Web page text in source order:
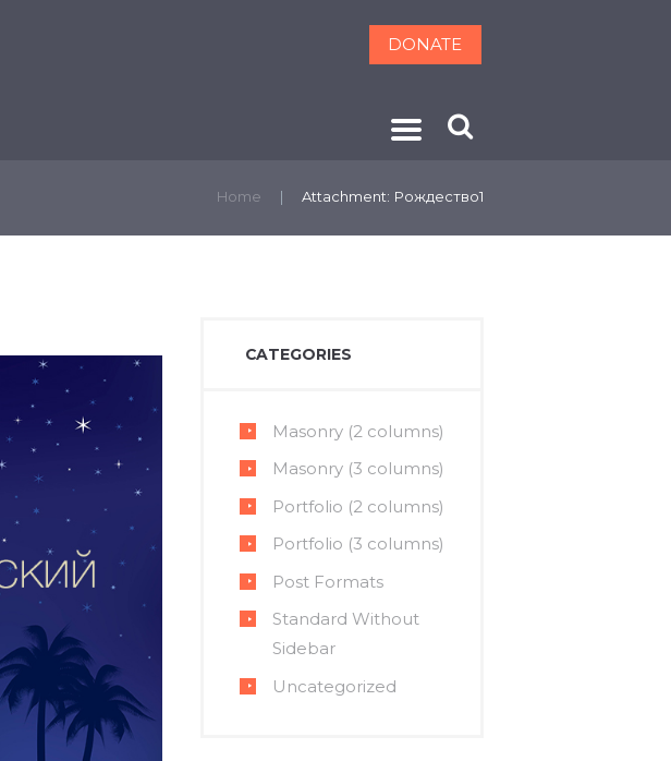
DONATE
Home Attachment: Рождество1
LogoPng_2
CATEGORIES
Masonry (2 columns)
Masonry (3 columns)
Portfolio (2 columns)
Portfolio (3 columns)
Post Formats
Standard Without
Sidebar
Uncategorized